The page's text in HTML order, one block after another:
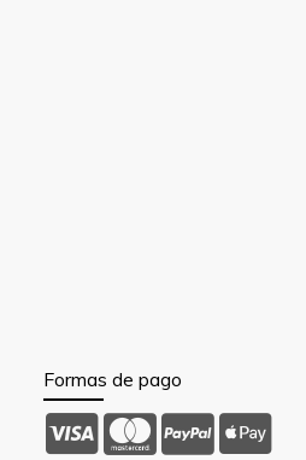
Formas de pago